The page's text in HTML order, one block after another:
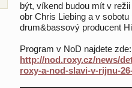
být, víkend budou mít v
obr Chris Liebing a v
drum&bassový producent
Program v NoD najdete zde:
http://nod.roxy.cz/news/
roxy-a-nod-slavi-v-rijnu-